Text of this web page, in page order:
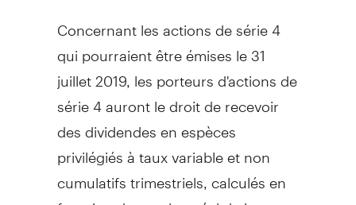
Concernant les actions de série 4
qui pourraient être émises le 31
juillet 2019, les porteurs d'actions de
série 4 auront le droit de recevoir
des dividendes en espèces
privilégiés à taux variable et non
cumulatifs trimestriels, calculés en